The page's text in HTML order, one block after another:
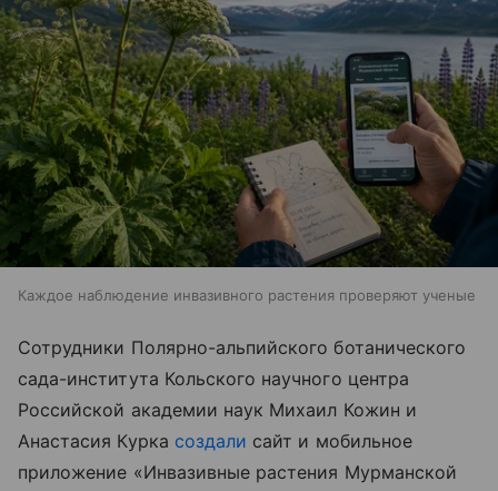
Каждое наблюдение инвазивного растения проверяют ученые
Сотрудники Полярно-альпийского ботанического
сада-института Кольского научного центра
Российской академии наук Михаил Кожин и
Анастасия Курка создали сайт и мобильное
приложение «Инвазивные растения Мурманской